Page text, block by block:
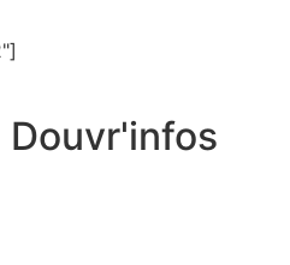
Douvr'infos